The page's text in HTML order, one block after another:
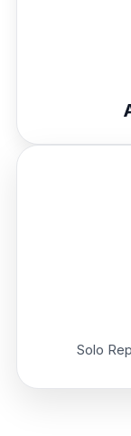
Solo